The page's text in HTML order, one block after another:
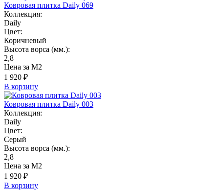
Ковровая плитка Daily 069
Коллекция:
Daily
Цвет:
Коричневый
Высота ворса (мм.):
2,8
Цена за М2
1 920 ₽
В корзину
Ковровая плитка Daily 003
Коллекция:
Daily
Цвет:
Серый
Высота ворса (мм.):
2,8
Цена за М2
1 920 ₽
В корзину